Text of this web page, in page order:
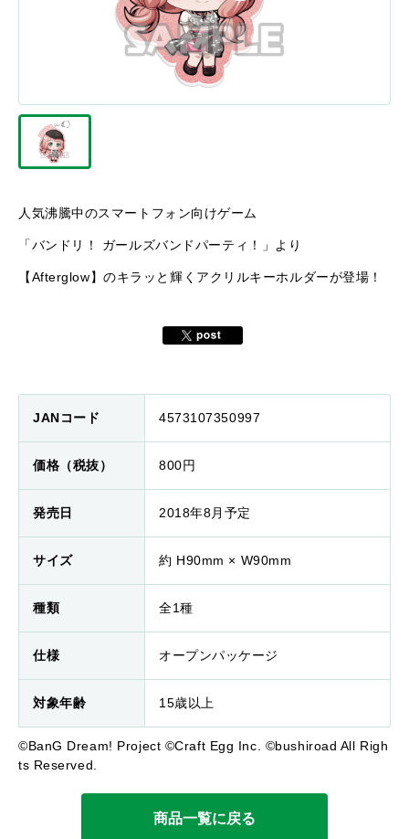
人気沸騰中のスマートフォン向けゲーム
「バンドリ！ ガールズバンドパーティ！」より
【Afterglow】のキラッと輝くアクリルキーホルダーが登場！
JANコード 4573107350997
価格（税抜） 800円
発売日 2018年8月予定
サイズ 約 H90mm × W90mm
種類 全1種
仕様 オープンパッケージ
対象年齢 15歳以上
©BanG Dream! Project ©Craft Egg Inc. ©bushiroad All Righ
ts Reserved.
商品一覧に戻る